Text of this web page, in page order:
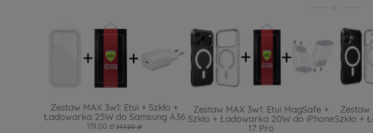
Zestaw MAX 3w1: Etui + Szkło +
Ładowarka 25W do Samsung A36
179,00 zł 247,00 zł
Zestaw MAX 3w1: Etui MagSafe +
Szkło + Ładowarka 20W do iPhone
17 Pro
Zestaw
Szkło +